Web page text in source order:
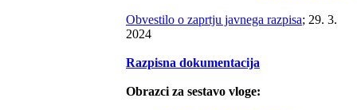
Obvestilo o zaprtju javnega razpisa; 29. 3.
2024
Razpisna dokumentacija
Obrazci za sestavo vloge: